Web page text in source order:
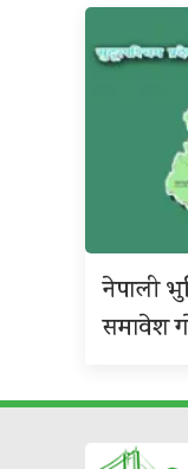
नेपाली
समावेश